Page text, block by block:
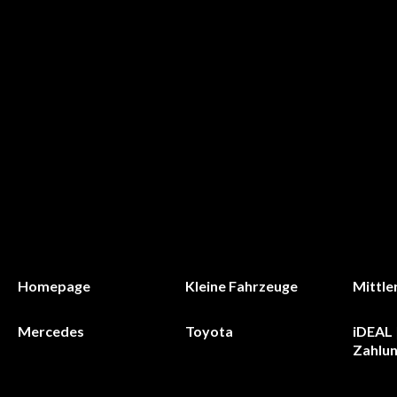
Homepage Kleine Fahrzeuge
Mercedes Toyota